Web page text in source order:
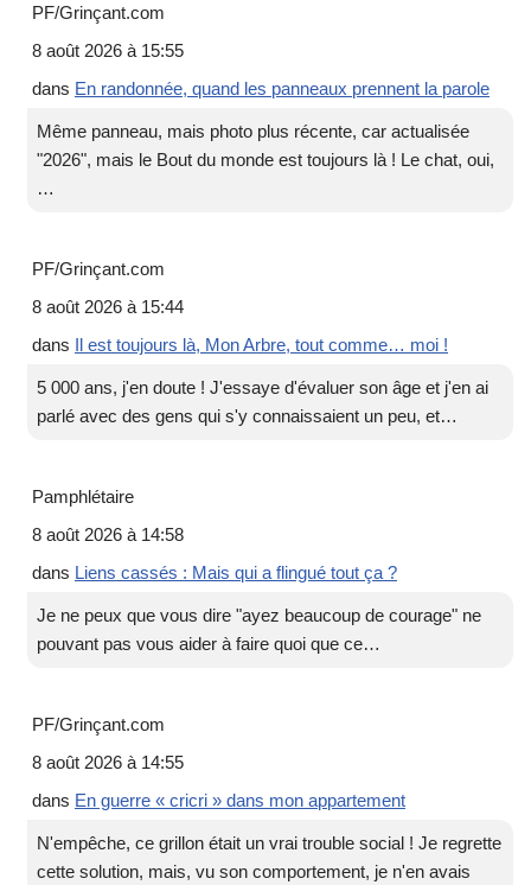
PF/Grinçant.com
8 août 2026 à 15:55
dans En randonnée, quand les panneaux prennent la parole
Même panneau, mais photo plus récente, car actualisée
"2026", mais le Bout du monde est toujours là ! Le chat, oui,
…
PF/Grinçant.com
8 août 2026 à 15:44
dans Il est toujours là, Mon Arbre, tout comme… moi !
5 000 ans, j'en doute ! J'essaye d'évaluer son âge et j'en ai
parlé avec des gens qui s'y connaissaient un peu, et…
Pamphlétaire
8 août 2026 à 14:58
dans Liens cassés : Mais qui a flingué tout ça ?
Je ne peux que vous dire "ayez beaucoup de courage" ne
pouvant pas vous aider à faire quoi que ce…
PF/Grinçant.com
8 août 2026 à 14:55
dans En guerre « cricri » dans mon appartement
N'empêche, ce grillon était un vrai trouble social ! Je regrette
cette solution, mais, vu son comportement, je n'en avais